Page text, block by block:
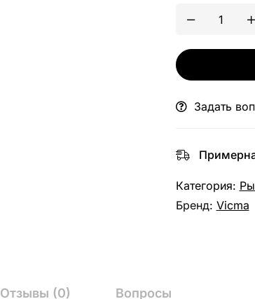
Задать
Категория:
Бренд: Vicma
Отзывы (0) Вопросы